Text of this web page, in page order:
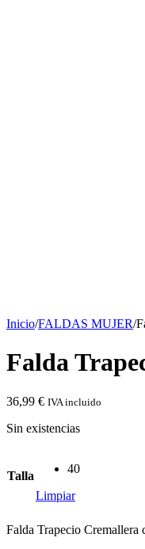
Inicio/FALDAS MUJER/
Falda
36,99 € IVA incluido
Sin existencias
Talla
40
Limpiar
Falda Trapecio Cremallera